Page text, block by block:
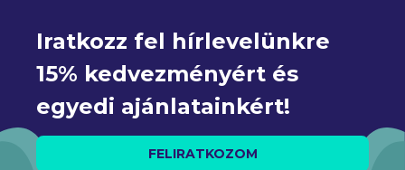
Iratkozz fel hírlevelünkre
15% kedvezményért és
egyedi ajánlatainkért!
FELIRATKOZOM